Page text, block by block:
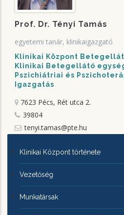
Prof. Dr. Tényi Tamás
egyetemi tanár, klinikaigazgató
Klinikai Központ
Klinikai Betegellátó
Pszichiátriai és
Igazgatás
7623 Pécs, Rét utca 2.
39804
tenyi.tamas@pte.hu
KLINIKAI
KÖZPONTRÓL
Klinikai Központ története
Vezetőség
Munkatársak